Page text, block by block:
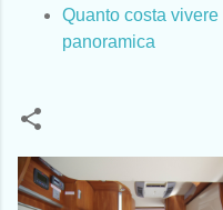
Quanto costa
panoramica